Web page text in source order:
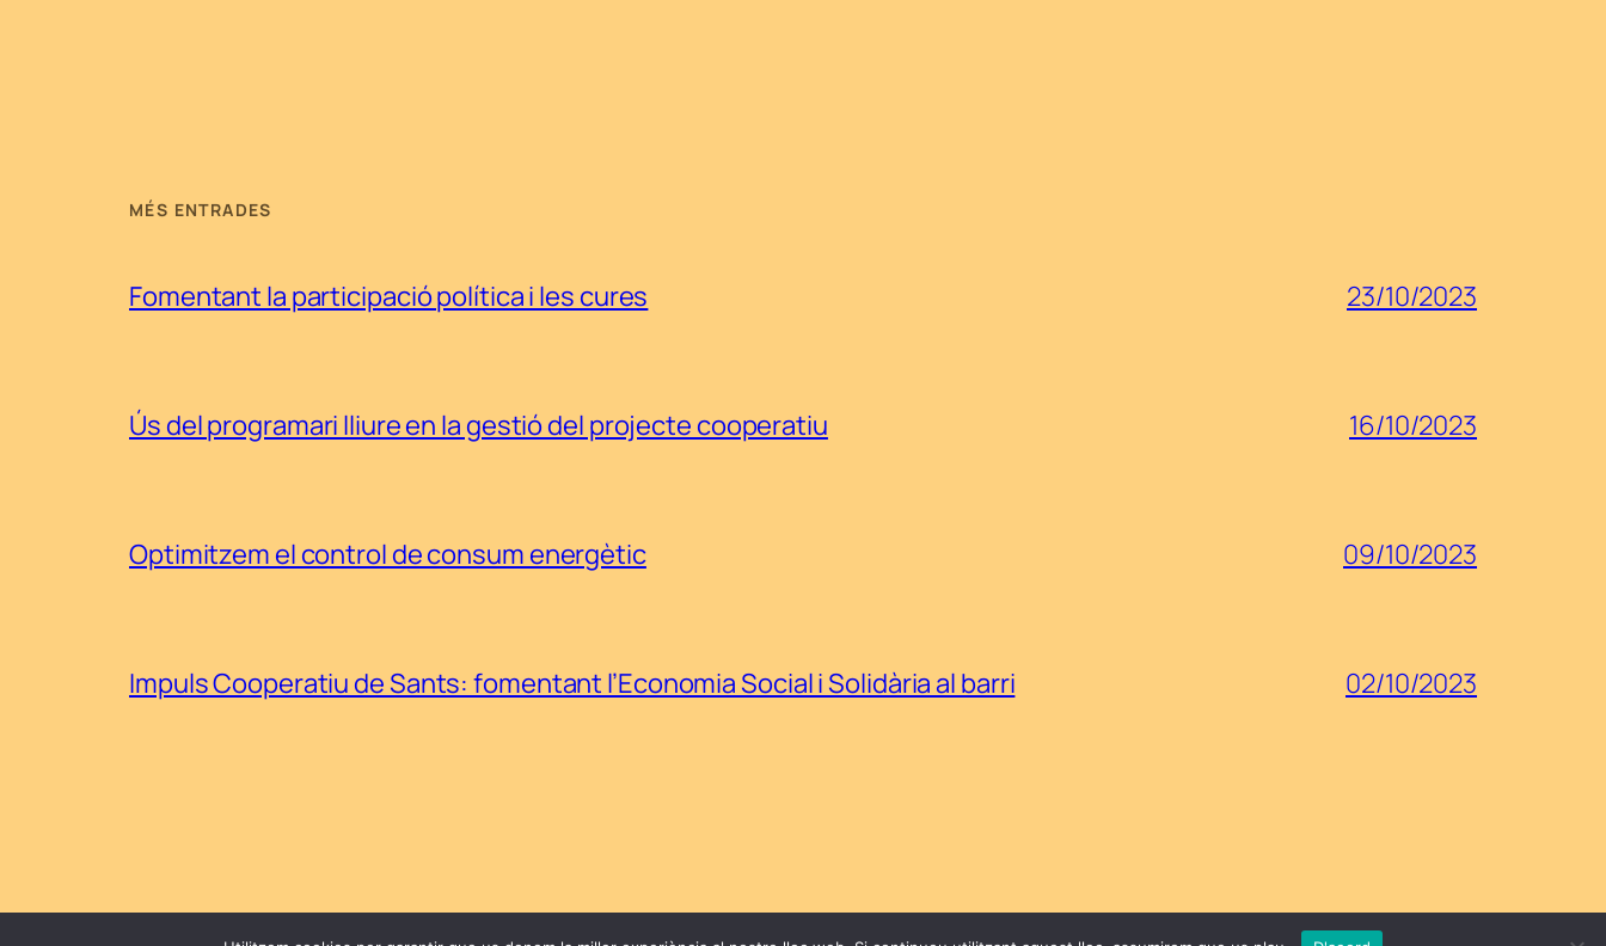
MÉS ENTRADES
Fomentant la participació política i les cures 23/10/2023
Ús del programari lliure en la gestió del projecte cooperatiu 16/10/2023
Optimitzem el control de consum energètic 09/10/2023
Impuls Cooperatiu de Sants: fomentant l’Economia Social i Solidària al barri 02/10/2023